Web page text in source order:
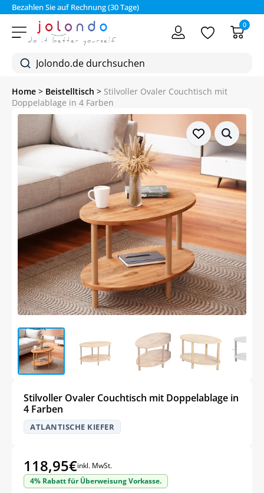
Bezahlen Sie auf Rechnung (30 Tage)
0
Home > Beistelltisch > Stilvoller Ovaler Couchtisch mit
Doppelablage in 4 Farben
Stilvoller Ovaler Couchtisch mit Doppelablage in
4 Farben
ATLANTISCHE KIEFER
118,95€inkl. MwSt.
4% Rabatt für Überweisung Vorkasse.